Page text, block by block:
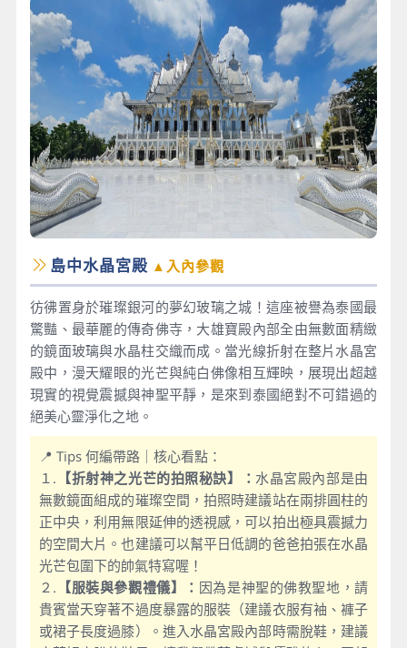
島中水晶宮殿 ▲入內參觀
彷彿置身於璀璨銀河的夢幻玻璃之城！這座被譽為泰國最
驚豔、最華麗的傳奇佛寺，大雄寶殿內部全由無數面精緻
的鏡面玻璃與水晶柱交織而成。當光線折射在整片水晶宮
殿中，漫天耀眼的光芒與純白佛像相互輝映，展現出超越
現實的視覺震撼與神聖平靜，是來到泰國絕對不可錯過的
絕美心靈淨化之地。
📍 Tips 何編帶路｜核心看點：
１. 【折射神之光芒的拍照秘訣】：水晶宮殿內部是由
無數鏡面組成的璀璨空間，拍照時建議站在兩排圓柱的
正中央，利用無限延伸的透視感，可以拍出極具震撼力
的空間大片。也建議可以幫平日低調的爸爸拍張在水晶
光芒包圍下的帥氣特寫喔！
２. 【服裝與參觀禮儀】： 因為是神聖的佛教聖地，請
貴賓當天穿著不過度暴露的服裝（建議衣服有袖、褲子
或裙子長度過膝）。進入水晶宮殿內部時需脫鞋，建議